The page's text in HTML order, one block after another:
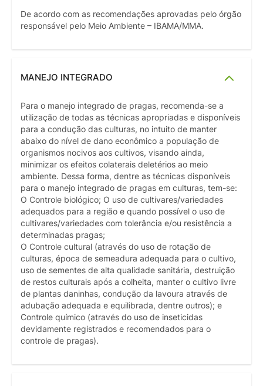
De acordo com as recomendações aprovadas pelo órgão
responsável pelo Meio Ambiente – IBAMA/MMA.
MANEJO INTEGRADO
Para o manejo integrado de pragas, recomenda-se a
utilização de todas as técnicas apropriadas e disponíveis
para a condução das culturas, no intuito de manter
abaixo do nível de dano econômico a população de
organismos nocivos aos cultivos, visando ainda,
minimizar os efeitos colaterais deletérios ao meio
ambiente. Dessa forma, dentre as técnicas disponíveis
para o manejo integrado de pragas em culturas, tem-se:
O Controle biológico; O uso de cultivares/variedades
adequados para a região e quando possível o uso de
cultivares/variedades com tolerância e/ou resistência a
determinadas pragas;
O Controle cultural (através do uso de rotação de
culturas, época de semeadura adequada para o cultivo,
uso de sementes de alta qualidade sanitária, destruição
de restos culturais após a colheita, manter o cultivo livre
de plantas daninhas, condução da lavoura através de
adubação adequada e equilibrada, dentre outros); e
Controle químico (através do uso de inseticidas
devidamente registrados e recomendados para o
controle de pragas).